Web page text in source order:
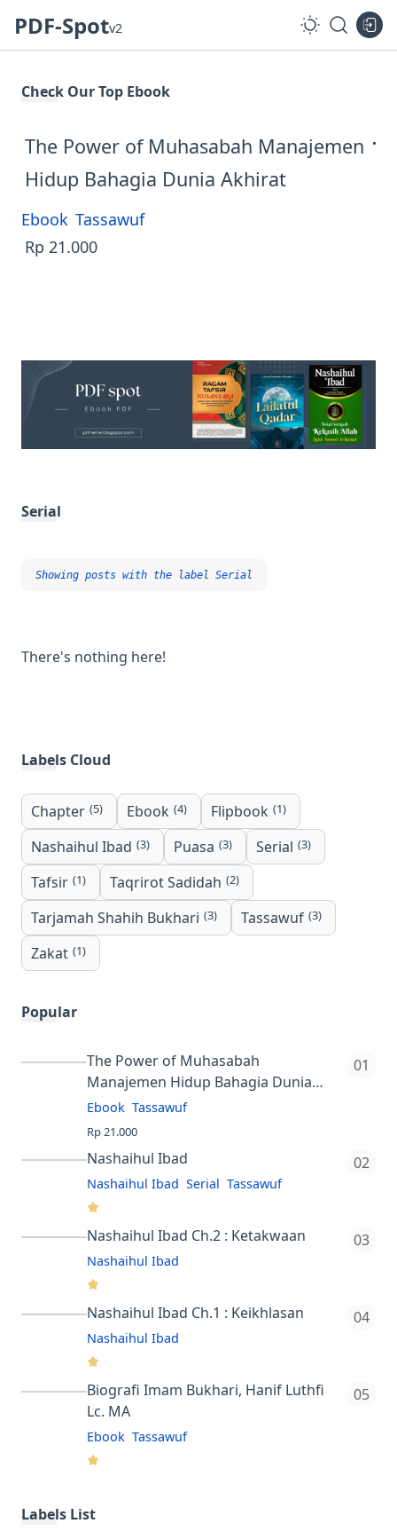
PDF-Spotv2
Check Our Top Ebook
The Power of Muhasabah Manajemen
Hidup Bahagia Dunia Akhirat
Ebook Tassawuf
Rp 21.000
karya Prof. Dr. H.…
Serial
Showing posts with the label Serial
There's nothing here!
Labels Cloud
Chapter (5) Ebook (4) Flipbook (1)
Nashaihul Ibad (3) Puasa (3) Serial (3)
Tafsir (1) Taqrirot Sadidah (2)
Tarjamah Shahih Bukhari (3) Tassawuf (3)
Zakat (1)
Popular
The Power of Muhasabah
Manajemen Hidup Bahagia Dunia
Akhirat
Ebook Tassawuf
Rp 21.000
4.9Login dummy
username=member, pin=123123 Buku
"The Power of Muhasabah:
Manajemen Hidup Bahagia Dunia
Nashaihul Ibad
Nashaihul Ibad Serial Tassawuf
Rp 21.000
Nashaihul Ibad adalah kitab yang
ditulis oleh Syekh Nawawi al-Bantani,
ulama terkemuka asal Banten,
Indonesia. Judulnya bisa diterjemah…
Nashaihul Ibad Ch.2 : Ketakwaan
Nashaihul Ibad
Nashaihul Ibad Ch.1 : Keikhlasan
Nashaihul Ibad
Biografi Imam Bukhari, Hanif Luthfi
Lc. MA
Ebook Tassawuf
Biografi Imam Bukhari adalah buku
Labels List